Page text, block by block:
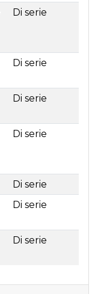
Di serie
Di serie
Di serie
Di serie
Di serie
Di serie
Di serie